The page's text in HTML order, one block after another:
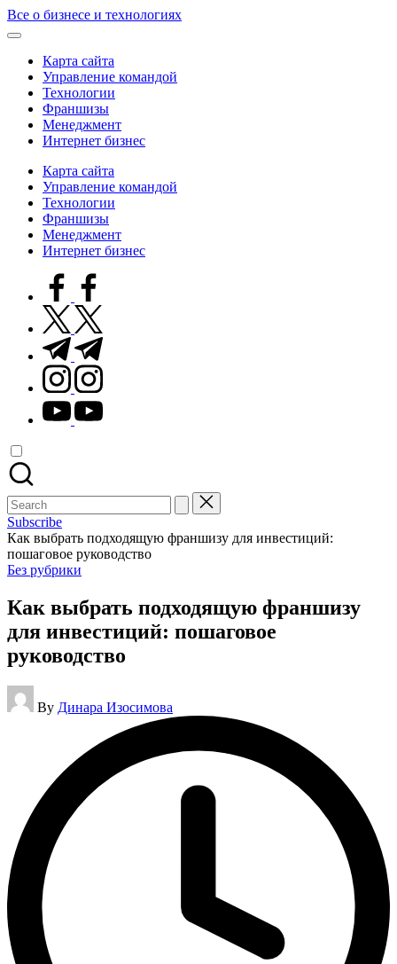
Skip
to
Все о бизнесе и технологиях
Карта сайта
Управление командой
Технологии
Франшизы
Менеджмент
Интернет бизнес
Карта сайта
Управление командой
Технологии
Франшизы
Менеджмент
Интернет бизнес
facebook.com
twitter.com
t.me
instagram.com
youtube.com
Search
for:
Subscribe
Как выбрать подходящую франшизу для инвестиций:
пошаговое руководство
Posted
Без рубрики
Как выбрать подходящую франшизу
для инвестиций: пошаговое
руководство
Posted
by
By Динара Изосимова